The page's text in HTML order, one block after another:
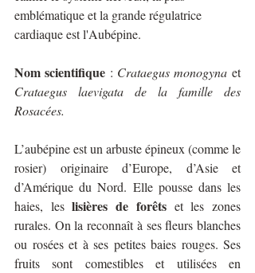
emblématique et la grande régulatrice
cardiaque est l'Aubépine.
Nom scientifique : Crataegus monogyna
et
Crataegus laevigata de la famille des
Rosacées.
L’aubépine est un arbuste épineux (comme le
rosier) originaire d’Europe, d’Asie et
d’Amérique du Nord. Elle pousse dans les
haies, les lisières de forêts et les zones
rurales. On la reconnaît à ses fleurs blanches
ou rosées et à ses petites baies rouges. Ses
fruits sont comestibles et utilisées en